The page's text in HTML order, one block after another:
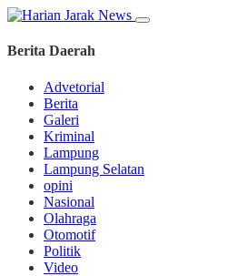
Berita Daerah
Advetorial
Berita
Galeri
Kriminal
Lampung
Lampung Selatan
opini
Nasional
Olahraga
Otomotif
Politik
Video